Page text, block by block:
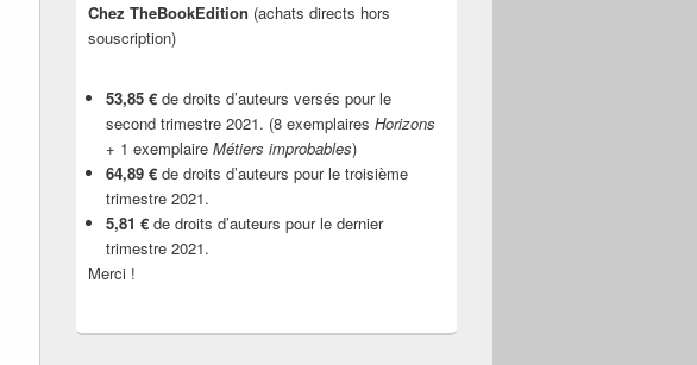
Chez TheBookEdition (achats directs hors
souscription)
53,85 € de droits d’auteurs versés pour le
second trimestre 2021. (8 exemplaires Horizons
+ 1 exemplaire Métiers improbables)
64,89 € de droits d’auteurs pour le troisième
trimestre 2021.
5,81 € de droits d’auteurs pour le dernier
trimestre 2021.
Merci !